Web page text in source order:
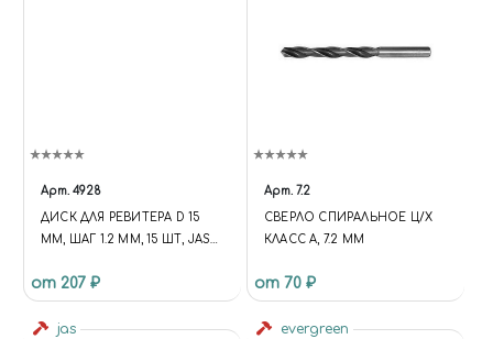
Арт. 4928
ДИСК ДЛЯ РЕВИТЕРА D 15
ММ, ШАГ 1.2 ММ, 15 ШТ, JAS
от 207 ₽
Арт. 7.2
СВЕРЛО СПИРАЛЬНОЕ Ц/Х
КЛАСС А, 7.2 ММ
от 70 ₽
jas evergreen